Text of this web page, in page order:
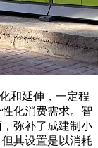
和延伸，一定程
化消费需求。智
弥补了成建制小
其设置是以消耗